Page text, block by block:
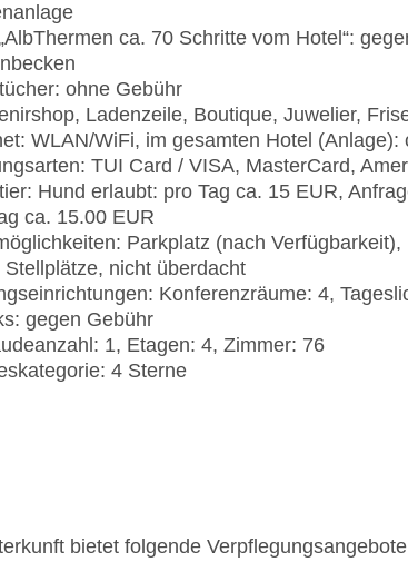
ca. 70 Schritte vom Hotel“:
ohne Gebühr
Ladenzeile, Boutique, Juwelier,
WLAN/WiFi, im gesamten Hotel (Anlage):
TUI Card / VISA, MasterCard,
Hund erlaubt: pro Tag ca. 15 EUR,
ca. 15.00 EUR
Parkplatz (nach
Stellplätze, nicht überdacht
Konferenzräume: 4,
gegen Gebühr
1, Etagen: 4, Zimmer: 76
4 Sterne
bietet folgende